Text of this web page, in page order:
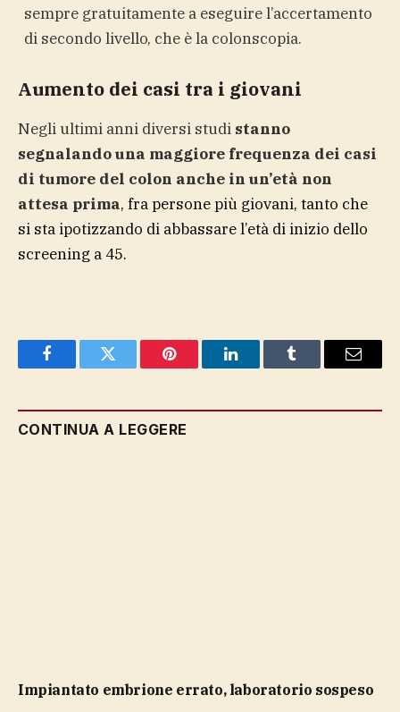
sempre gratuitamente a eseguire l’accertamento
di secondo livello, che è la colonscopia.
Aumento dei casi tra i giovani
Negli ultimi anni diversi studi stanno
segnalando una maggiore frequenza dei casi
di tumore del colon anche in un’età non
attesa prima, fra persone più giovani, tanto che
si sta ipotizzando di abbassare l’età di inizio dello
screening a 45.
FacebookTwitter Pinterest LinkedInTumblr Email
CONTINUA A LEGGERE
impiantato embrione errato, laboratorio sospeso